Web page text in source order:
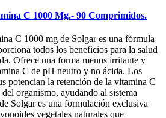
C 1000 Mg.- 90 Comprimidos.
C 1000 mg de Solgar es una fórmula
todos los beneficios para la salud
Ofrece una forma menos irritante y
C de pH neutro y no ácida. Los
potencian la retención de la vitamina C
organismo, ayudando al sistema
Solgar es una formulación exclusiva
vegetales naturales que